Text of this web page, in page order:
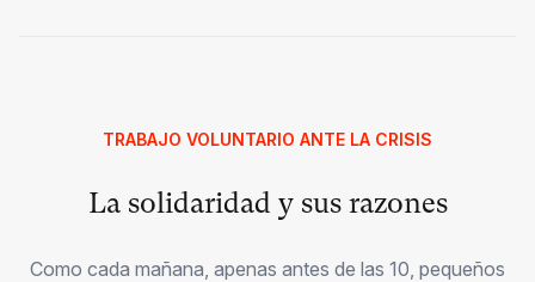
TRABAJO VOLUNTARIO ANTE LA CRISIS
La solidaridad y sus razones
Como cada mañana, apenas antes de las 10, pequeños